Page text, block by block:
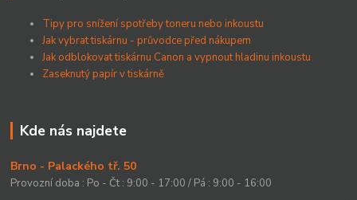
Tipy pro snížení spotřeby toneru nebo inkoustu
Jak vybrat tiskárnu - průvodce před nákupem
Jak odblokovat tiskárnu Canon a vypnout hladinu inkoustu
Zaseknutý papír v tiskárně
Kde nás najdete
Brno - Palackého tř. 50
Provozní doba : Po - Čt : 9:00 - 17:00 / Pá : 9:00 - 16:00